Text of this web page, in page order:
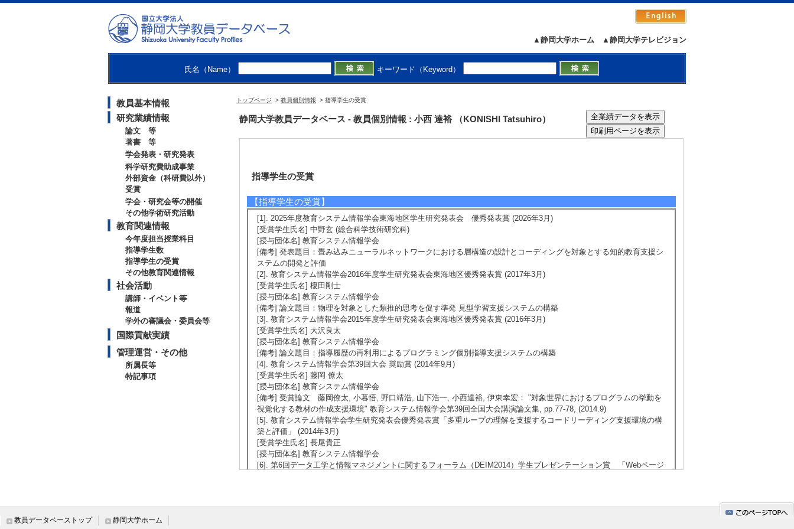
▲静岡大学テレビジョン
▲静岡大学ホーム
氏名（Name） キーワード（Keyword）
教員基本情報
研究業績情報
論文 等
著書 等
学会発表・研究発表
科学研究費助成事業
外部資金（科研費以外）
受賞
学会・研究会等の開催
その他学術研究活動
教育関連情報
今年度担当授業科目
指導学生数
指導学生の受賞
その他教育関連情報
社会活動
講師・イベント等
報道
学外の審議会・委員会等
国際貢献実績
管理運営・その他
所属長等
特記事項
トップページ > 教員個別情報 > 指導学生の受賞
静岡大学教員データベース - 教員個別情報 : 小西 達裕 （KONISHI Tatsuhiro）
指導学生の受賞
【指導学生の受賞】
[1]. 2025年度教育システム情報学会東海地区学生研究発表会 優秀発表賞 (2026年3月)
[受賞学生氏名] 中野玄 (総合科学技術研究科)
[授与団体名] 教育システム情報学会
[備考] 発表題目：畳み込みニューラルネットワークにおける層構造の設計とコーディングを対象とする知的教育支援シ
ステムの開発と評価
[2]. 教育システム情報学会2016年度学生研究発表会東海地区優秀発表賞 (2017年3月)
[受賞学生氏名] 榎田剛士
[授与団体名] 教育システム情報学会
[備考] 論文題目：物理を対象とした類推的思考を促す準発 見型学習支援システムの構築
[3]. 教育システム情報学会2015年度学生研究発表会東海地区優秀発表賞 (2016年3月)
[受賞学生氏名] 大沢良太
[授与団体名] 教育システム情報学会
[備考] 論文題目：指導履歴の再利用によるプログラミング個別指導支援システムの構築
[4]. 教育システム情報学会第39回大会 奨励賞 (2014年9月)
[受賞学生氏名] 藤岡 僚太
[授与団体名] 教育システム情報学会
[備考] 受賞論文 藤岡僚太, 小暮悟, 野口靖浩, 山下浩一, 小西達裕, 伊東幸宏： "対象世界におけるプログラムの挙動を
視覚化する教材の作成支援環境" 教育システム情報学会第39回全国大会講演論文集, pp.77-78, (2014.9)
[5]. 教育システム情報学会学生研究発表会優秀発表賞「多重ループの理解を支援するコードリーディング支援環境の構
築と評価」 (2014年3月)
[受賞学生氏名] 長尾貴正
[授与団体名] 教育システム情報学会
[6]. 第6回データ工学と情報マネジメントに関するフォーラム（DEIM2014）学生プレゼンテーション賞 「Webページ
教員データベーストップ 静岡大学ホーム